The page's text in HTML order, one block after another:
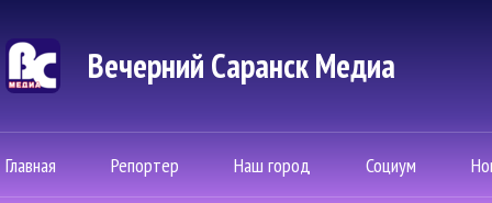
Вечерний Саранск Mедиа
Главная Репортер Наш город Социум